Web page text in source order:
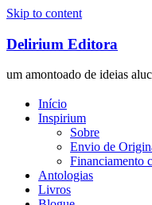
Skip to content
Delirium Editora
um amontoado de ideias
Início
Inspirium
Sobre
Envio de
Financiamento
Antologias
Livros